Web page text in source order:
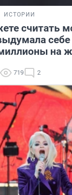
ИСТОРИИ
считать
на
719 2